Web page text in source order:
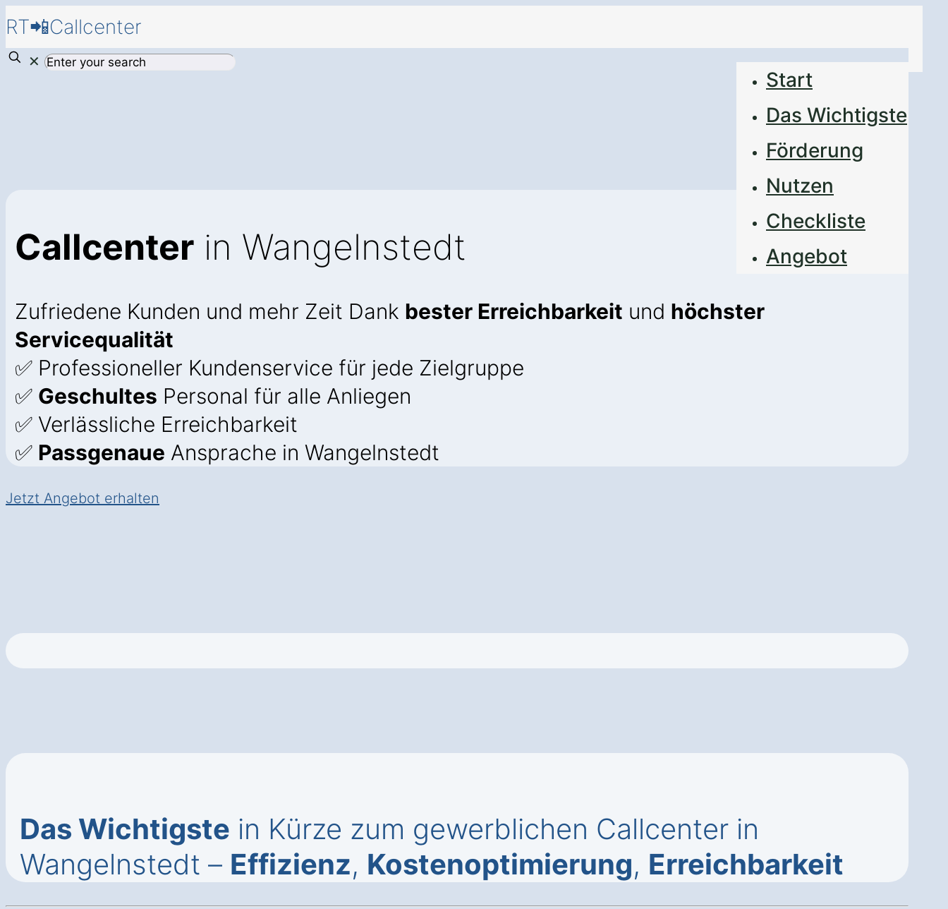
RT📲Callcenter
Start
Das Wichtigste
Förderung
Nutzen
Checkliste
Angebot
✕
Callcenter in Wangelnstedt
Zufriedene Kunden und mehr Zeit Dank bester Erreichbarkeit und höchster
Servicequalität
✅ Professioneller Kundenservice für jede Zielgruppe
✅ Geschultes Personal für alle Anliegen
✅ Verlässliche Erreichbarkeit
✅ Passgenaue Ansprache in Wangelnstedt
Jetzt Angebot erhalten
Das Wichtigste in Kürze zum gewerblichen Callcenter in
Wangelnstedt – Effizienz, Kostenoptimierung, Erreichbarkeit